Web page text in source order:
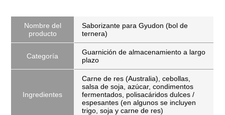
Nombre del
producto
Saborizante para Gyudon (bol de
ternera)
Categoría
Guarnición de almacenamiento a largo
plazo
Ingredientes
Carne de res (Australia), cebollas,
salsa de soja, azúcar, condimentos
fermentados, polisacáridos dulces /
espesantes (en algunos se incluyen
trigo, soja y carne de res)